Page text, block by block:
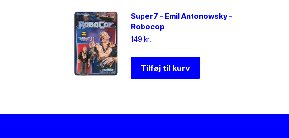
Super7 - Emil Antonowsky -
Robocop
149kr.
Tilføj til kurv